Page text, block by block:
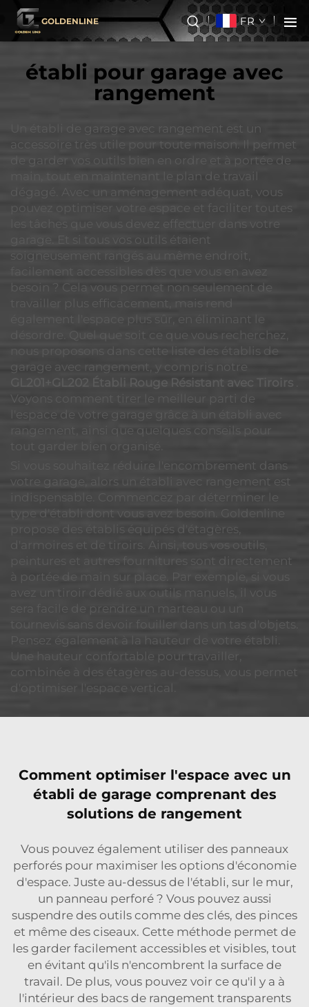
GOLDENLINE FR
établi pour garage avec
rangement
Un établi de garage avec rangement est un
accessoire très utile pour toute maison. Il permet
de garder vos outils bien en ordre et à portée de
main, tout en maintenant le plan de travail
dégagé. Avec un aménagement adéquat, vous
pouvez optimiser votre espace et faciliter toutes
les tâches que vous devez effectuer dans votre
garage. Et si tous vos outils étaient
soigneusement rangés au même endroit,
facilement accessibles dès que vous en avez
besoin ? Cela vous permet non seulement de
travailler plus efficacement, mais rend
également l'espace plus sûr, en éliminant le
désordre. Quel que soit ce que vous recherchez,
nous proposons dans cette liste des établis de
garage avec rangement, y compris notre
GL201+GL202 Établi Rouge Résistant avec Tiroirs
Voyons comment tirer le meilleur parti de
l'espace de votre garage grâce à un établi avec
rangement, ainsi que quelques conseils pour
tout garder bien organisé.
Si vous souhaitez réduire l'encombrement dans
votre garage, alors un établi avec rangement est
indispensable. Commencez par déterminer le
type d'établi dont vous avez besoin. Goldenline
propose des établis équipés d'étagères,
d'armoires et de tiroirs. Ainsi, tous vos outils,
peintures et autres fournitures sont directement
à portée de main sur place. Par exemple, si vous
avez un tiroir dédié aux outils manuels, il vous
sera facile de prendre un marteau ou un
tournevis sans devoir fouiller dans un tas d'objets.
Pensez également à la hauteur de votre établi.
Une hauteur confortable pour travailler,
combinée à des étagères au-dessus, vous permet
d'optimiser l'espace vertical.
Comment optimiser l'espace avec un
établi de garage comprenant des
solutions de rangement
Vous pouvez également utiliser des panneaux
perforés pour maximiser les options d'économie
d'espace. Juste au-dessus de l'établi, sur le mur,
un panneau perforé ? Vous pouvez aussi
suspendre des outils comme des clés, des pinces
et même des ciseaux. Cette méthode permet de
les garder facilement accessibles et visibles, tout
en évitant qu'ils n'encombrent la surface de
travail. De plus, vous pouvez voir ce qu'il y a à
l'intérieur des bacs de rangement transparents